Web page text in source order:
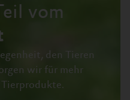
vom
den Tieren
wir für mehr